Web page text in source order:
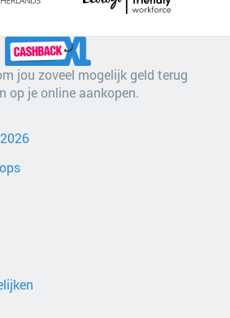
jou zoveel mogelijk geld terug
op je online aankopen.